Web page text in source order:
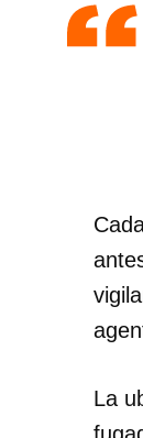
La